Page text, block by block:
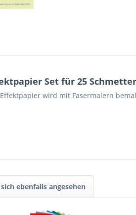
Set für 25
wird mit Fasermalern
ebenfalls angesehen